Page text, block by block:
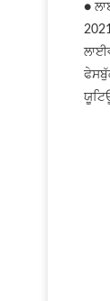
●